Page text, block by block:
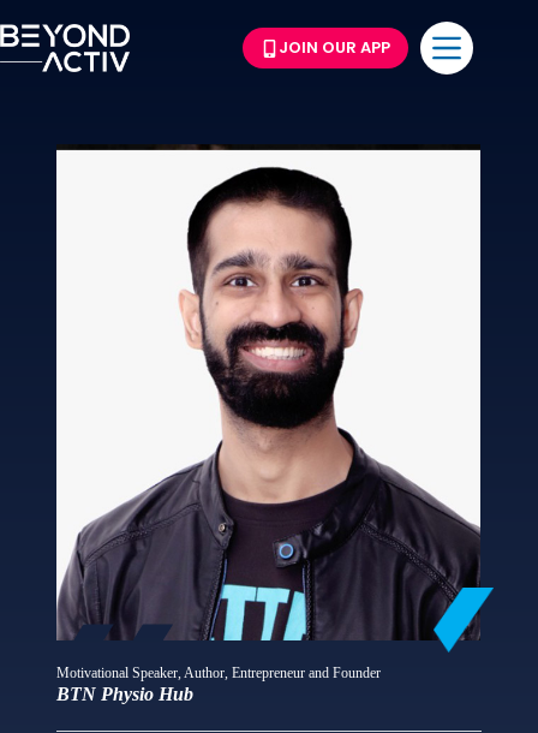
JOIN OUR APP
Motivational Speaker, Author, Entrepreneur and Founder
BTN Physio Hub